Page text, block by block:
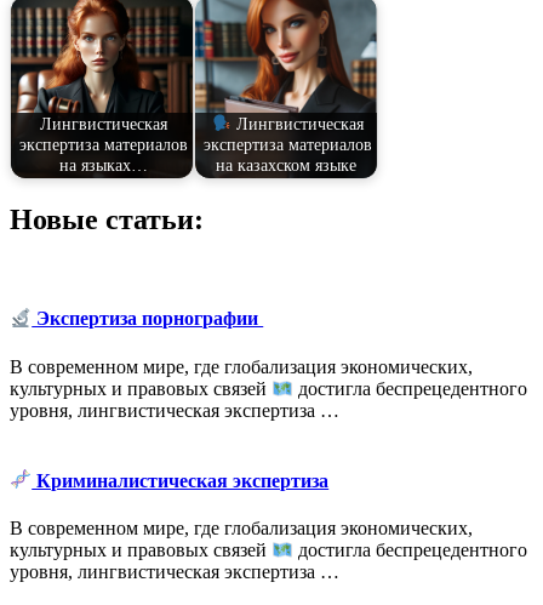
Лингвистическая
экспертиза материалов
на языках…
Лингвистическая
экспертиза материалов
на казахском языке
Новые статьи:
Экспертиза порнографии
В современном мире, где глобализация экономических,
культурных и правовых связей
достигла беспрецедентного
уровня, лингвистическая экспертиза …
Криминалистическая экспертиза
В современном мире, где глобализация экономических,
культурных и правовых связей
достигла беспрецедентного
уровня, лингвистическая экспертиза …